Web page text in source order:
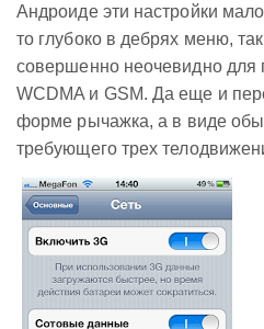
Андроиде эти настройки мало
то глубоко в дебрях меню,
совершенно неочевидно для
WCDMA и GSM. Да еще и
форме рычажка, а в виде
требующего трех